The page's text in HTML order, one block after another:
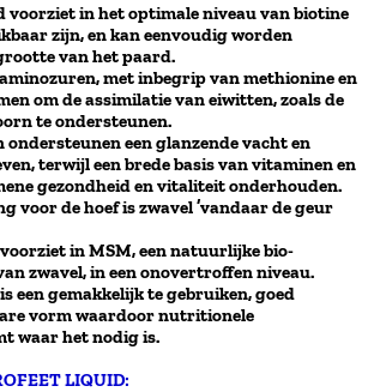
voorziet in het optimale niveau van biotine
zijn, en kan eenvoudig worden
van het paard.
met inbegrip van methionine en
om de assimilatie van eiwitten, zoals de
te ondersteunen.
ondersteunen een glanzende vacht en
terwijl een brede basis van vitaminen en
gezondheid en vitaliteit onderhouden.
voor de hoef is zwavel ’vandaar de geur
in MSM, een natuurlijke bio-
zwavel, in een onovertroffen niveau.
een gemakkelijk te gebruiken, goed
vorm waardoor nutritionele
waar het nodig is.
LIQUID: